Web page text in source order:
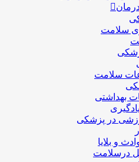
سلامت
سلامت
بهداشتی
در پزشکی
و بلایا
درسلامت